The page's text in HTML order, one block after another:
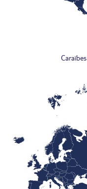
Caraïbes